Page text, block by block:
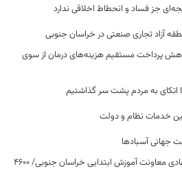
جز فساد و انحطاط اخلاقی ندارد
آزاد تجاری صنعتی در خراسان جنوبی
پرداخت مستقیم هزینه‌های درمان از سوی
اتکای به مردم پشت سر گذاشتیم
خدمات نظام و دولت
جهانی آسبادها
تقدیر مقام عالی وزارت از عملکرد جهادی معاونت آموزش ابتدایی خراسان جنوبی/ ۴۶۰۰